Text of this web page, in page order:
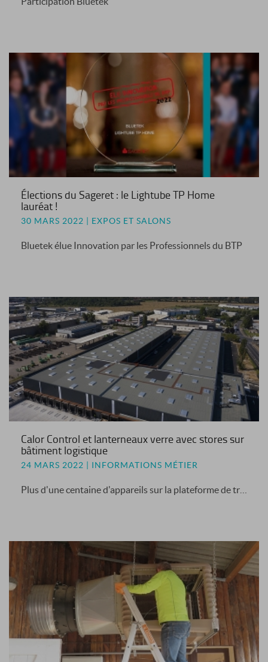
Élections du Sageret : le Lightube TP Home
lauréat !
30 MARS 2022 | EXPOS ET SALONS
Bluetek élue Innovation par les Professionnels du BTP
Calor Control et lanterneaux verre avec stores sur
bâtiment logistique
24 MARS 2022 | INFORMATIONS MÉTIER